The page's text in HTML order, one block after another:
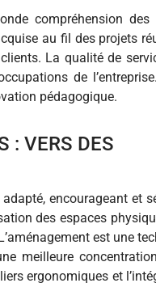
compréhension des
au fil des projets
La qualité de
de
pédagogique.
: VERS DES
encourageant et
des espaces
est une
meilleure
ergonomiques et